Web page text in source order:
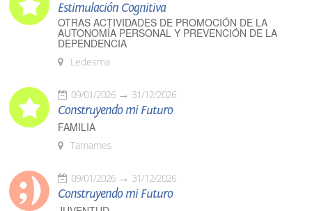
Estimulación Cognitiva
OTRAS ACTIVIDADES DE PROMOCIÓN DE LA
AUTONOMÍA PERSONAL Y PREVENCIÓN DE LA
DEPENDENCIA
Ledesma
09/01/2026 31/12/2026
Construyendo mi Futuro
FAMILIA
Tamames
09/01/2026 31/12/2026
Construyendo mi Futuro